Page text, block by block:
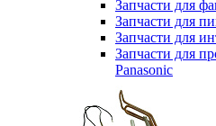
Запчасти для
Запчасти для
Запчасти для
Запчасти для
Panasonic